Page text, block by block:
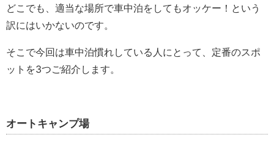
どこでも、適当な場所で車中泊をしてもオッケー！という
訳にはいかないのです。
そこで今回は車中泊慣れしている人にとって、定番のスポ
ットを3つご紹介します。
オートキャンプ場